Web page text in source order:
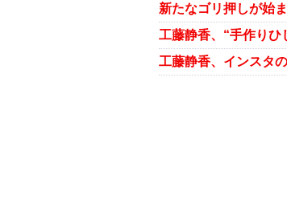
新たなゴリ押しが始
工藤静香、インスタ